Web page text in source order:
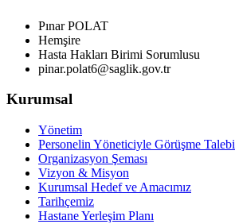
Pınar POLAT
Hemşire
Hasta Hakları Birimi Sorumlusu
pinar.polat6@saglik.gov.tr
Kurumsal
Yönetim
Personelin Yöneticiyle Görüşme Talebi
Organizasyon Şeması
Vizyon & Misyon
Kurumsal Hedef ve Amacımız
Tarihçemiz
Hastane Yerleşim Planı